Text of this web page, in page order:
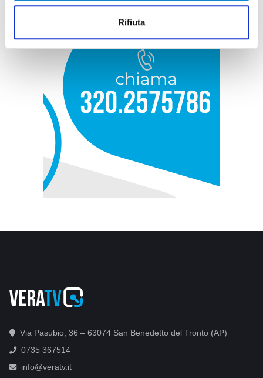
Rifiuta
Via Pasubio, 36 – 63074 San Benedetto del Tronto (AP)
0735 367514
info@veratv.it